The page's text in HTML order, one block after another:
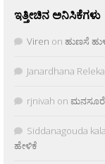
ಇತ್ತೀಚಿನ ಅನಿಸಿಕೆಗಳು
Viren on ಹುಣಸೆ
Janardhana
rjnivah on
Siddanagouda
ಹೇಳಿಕೆ